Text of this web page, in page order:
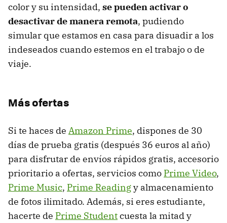
color y su intensidad, se pueden activar o
desactivar de manera remota, pudiendo
simular que estamos en casa para disuadir a los
indeseados cuando estemos en el trabajo o de
viaje.
Más ofertas
Si te haces de Amazon Prime, dispones de 30
días de prueba gratis (después 36 euros al año)
para disfrutar de envíos rápidos gratis, accesorio
prioritario a ofertas, servicios como Prime Video,
Prime Music, Prime Readingy almacenamiento
de fotos ilimitado. Además, si eres estudiante,
hacerte de Prime Studentcuesta la mitad y